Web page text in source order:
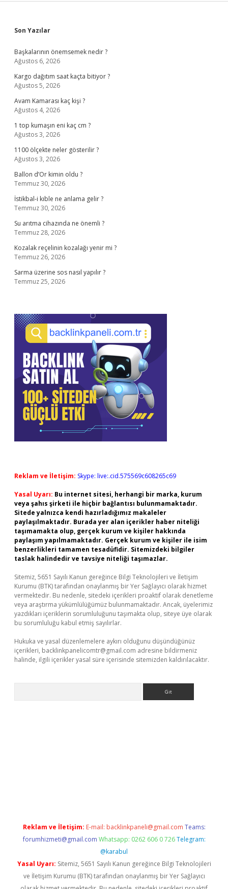
Sidebar
Son Yazılar
Başkalarının önemsemek nedir ?
Ağustos 6, 2026
Kargo dağıtım saat kaçta bitiyor ?
Ağustos 5, 2026
Avam Kamarası kaç kişi ?
Ağustos 4, 2026
1 top kumaşın eni kaç cm ?
Ağustos 3, 2026
1100 ölçekte neler gösterilir ?
Ağustos 3, 2026
Ballon d’Or kimin oldu ?
Temmuz 30, 2026
İstikbal-i kıble ne anlama gelir ?
Temmuz 30, 2026
Su arıtma cihazında ne önemli ?
Temmuz 28, 2026
Kozalak reçelinin kozalağı yenir mi ?
Temmuz 26, 2026
Sarma üzerine sos nasıl yapılır ?
Temmuz 25, 2026
Reklam ve İletişim: Skype: live:.cid.575569c608265c69
Yasal Uyarı: Bu internet sitesi, herhangi bir marka, kurum
veya şahıs şirketi ile hiçbir bağlantısı bulunmamaktadır.
Sitede yalnızca kendi hazırladığımız makaleler
paylaşılmaktadır. Burada yer alan içerikler haber niteliği
taşımamakta olup, gerçek kurum ve kişiler hakkında
paylaşım yapılmamaktadır. Gerçek kurum ve kişiler ile isim
benzerlikleri tamamen tesadüfidir. Sitemizdeki bilgiler
taslak halindedir ve tavsiye niteliği taşımazlar.
Sitemiz, 5651 Sayılı Kanun gereğince Bilgi Teknolojileri ve İletişim
Kurumu (BTK) tarafından onaylanmış bir Yer Sağlayıcı olarak hizmet
vermektedir. Bu nedenle, sitedeki içerikleri proaktif olarak denetleme
veya araştırma yükümlülüğümüz bulunmamaktadır. Ancak, üyelerimiz
yazdıkları içeriklerin sorumluluğunu taşımakta olup, siteye üye olarak
bu sorumluluğu kabul etmiş sayılırlar.
Hukuka ve yasal düzenlemelere aykırı olduğunu düşündüğünüz
içerikleri, backlinkpanelicomtr@gmail.com adresine bildirmeniz
halinde, ilgili içerikler yasal süre içerisinde sitemizden kaldırılacaktır.
Reklam ve İletişim: E-mail: backlinkpaneli@gmail.com Teams:
forumhizmeti@gmail.com Whatsapp: 0262 606 0 726 Telegram:
@karabul
Yasal Uyarı: Sitemiz, 5651 Sayılı Kanun gereğince Bilgi Teknolojileri
ve İletişim Kurumu (BTK) tarafından onaylanmış bir Yer Sağlayıcı